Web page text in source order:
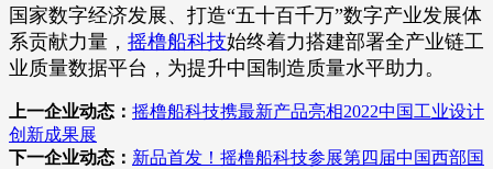
国家数字经济发展、打造“五十百千万”数字产业发展体
系贡献力量， 摇橹船科技始终着力搭建部署全产业链工
业质量数据平台，为提升中国制造质量水平助力。
上一企业动态： 摇橹船科技携最新产品亮相2022中国工业设计
创新成果展
下一企业动态： 新品首发！摇橹船科技参展第四届中国西部国